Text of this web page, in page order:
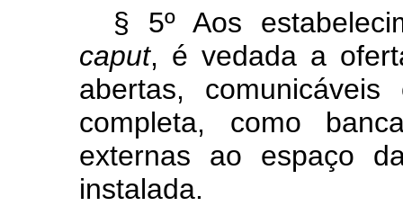
§ 5º Aos
caput, é vedada a
abertas,
completa, como
externas ao espaço
instalada.